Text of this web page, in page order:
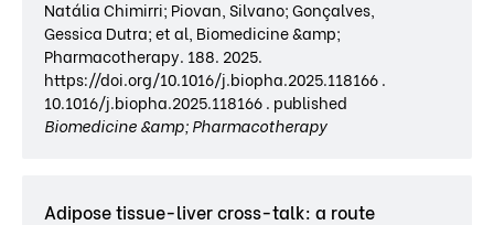
Natália Chimirri; Piovan, Silvano; Gonçalves,
Gessica Dutra; et al, Biomedicine &amp;
Pharmacotherapy. 188. 2025.
https://doi.org/10.1016/j.biopha.2025.118166 .
10.1016/j.biopha.2025.118166 . published
Biomedicine &amp; Pharmacotherapy
Adipose tissue-liver cross-talk: a route